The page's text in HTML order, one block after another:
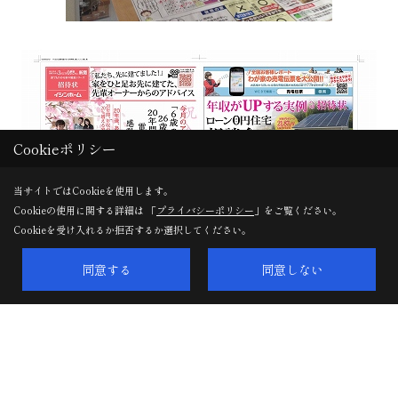
Cookieポリシー
当サイトではCookieを使用します。
Cookieの使用に関する詳細は 「プライバシーポリシー 」をご覧ください。
Cookieを受け入れるか拒否するか選択してください。
同意する 同意しない